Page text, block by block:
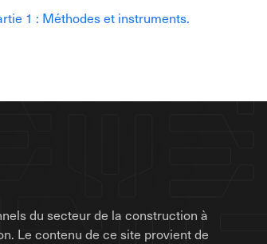
1 : Méthodes et instruments.
du secteur de la construction à
Le contenu de ce site provient de